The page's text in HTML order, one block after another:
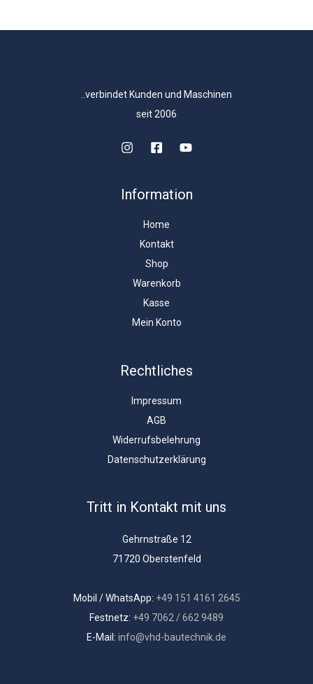
..verbindet Kunden und Maschinen
seit 2006
Information
Home
Kontakt
Shop
Warenkorb
Kasse
Mein Konto
Rechtliches
Impressum
AGB
Widerrufsbelehrung
Datenschutzerklärung
Tritt in Kontakt mit uns
Gehrnstraße 12
71720 Oberstenfeld
Mobil / WhatsApp: +49 151 4161 2645
Festnetz: +49 7062 / 662 9489
E-Mail: info@vhd-bautechnik.de